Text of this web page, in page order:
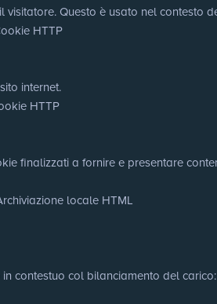
visitatore. Questo è usato nel
HTTP
internet.
HTTP
finalizzati a fornire e presentare
locale HTML
contestuo col bilanciamento del